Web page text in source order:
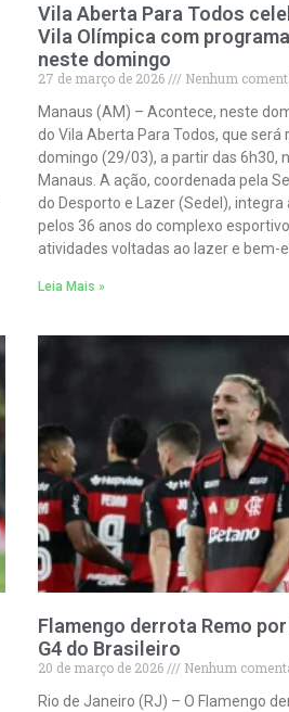
Vila Aberta Para Todos
Vila Olímpica com
neste domingo
27 de março de 2026
Nenhum
Manaus (AM) – Acontece, neste
do Vila Aberta Para Todos, que será
domingo (29/03), a partir das 6h30,
Manaus. A ação, coordenada pela
do Desporto e Lazer (Sedel),
pelos 36 anos do complexo
atividades voltadas ao lazer e bem-
Leia Mais »
Flamengo derrota Remo
G4 do Brasileiro
20 de março de 2026
Nenhum
Rio de Janeiro (RJ) – O Flamengo